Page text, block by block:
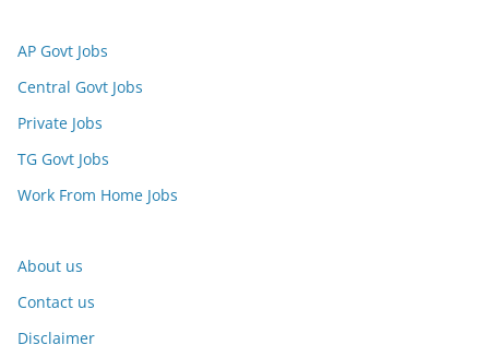
AP Govt Jobs
Central Govt Jobs
Private Jobs
TG Govt Jobs
Work From Home Jobs
About us
Contact us
Disclaimer